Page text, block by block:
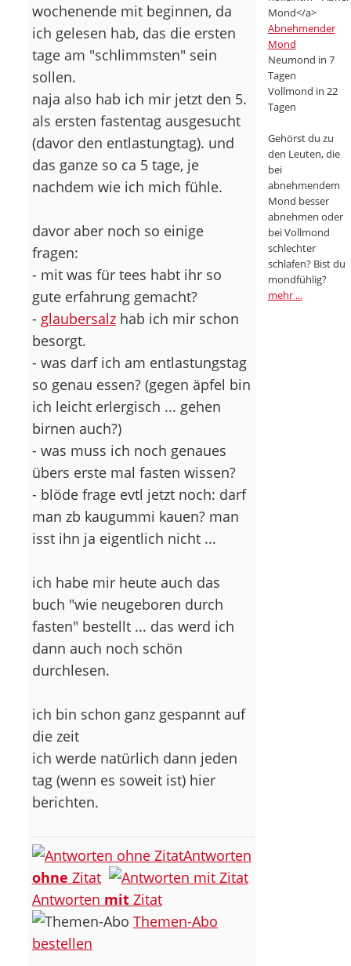
Abnehmender
Mond
Neumond in 7
Tagen
Vollmond in 22
Tagen
Gehörst du zu
den Leuten, die
bei
abnehmendem
Mond besser
abnehmen oder
bei Vollmond
schlechter
schlafen? Bist du
mondfühlig?
mehr ...
wochenende mit beginnen, da
ich gelesen hab, das die ersten
tage am "schlimmsten" sein
sollen.
naja also hab ich mir jetzt den 5.
als ersten fastentag ausgesucht
(davor den entlastungtag). und
das ganze so ca 5 tage, je
nachdem wie ich mich fühle.
davor aber noch so einige
fragen:
- mit was für tees habt ihr so
gute erfahrung gemacht?
- glaubersalzhab ich mir schon
besorgt.
- was darf ich am entlastungstag
so genau essen? (gegen äpfel bin
ich leicht erlergisch ... gehen
birnen auch?)
- was muss ich noch genaues
übers erste mal fasten wissen?
- blöde frage evtl jetzt noch: darf
man zb kaugummi kauen? man
isst ihn ja eigentlich nicht ...
ich habe mir heute auch das
buch "wie neugeboren durch
fasten" bestellt ... das werd ich
dann auch noch schön
durchlesen.
ich bin schon ganz gespannt auf
die zeit
ich werde natürlich dann jeden
tag (wenn es soweit ist) hier
berichten.
Antworten
ohne Zitat
Antworten mitZitat
Themen-Abo
bestellen